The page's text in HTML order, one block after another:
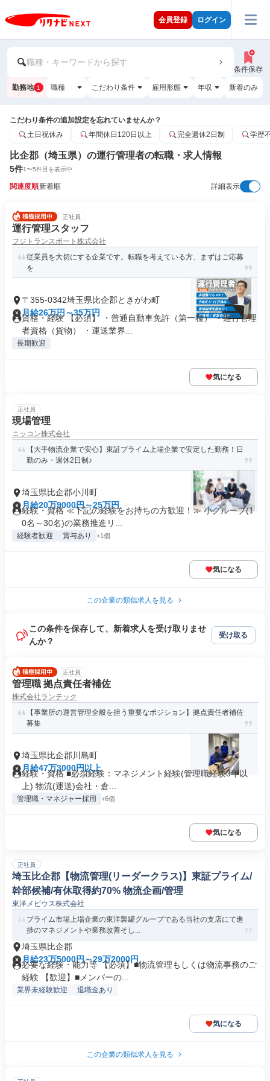
会員登録 ログイン
職種・キーワードから探す
条件保存
勤務地 1 職種 こだわり条件 雇用形態 年収 新着のみ
こだわり条件の追加設定を忘れていませんか？
土日祝休み
年間休日120日以上 完全週休2日制 学歴
比企郡（埼玉県）の運行管理者の転職・求人情報
5件1〜5件目を表示中
関連度順新着順 詳細表示
正社員
運行管理スタッフ
フジトランスポート株式会社
従業員を大切にする企業です。転職を考えている方、まずはご応募
を
〒355-0342埼玉県比企郡ときがわ町
月給26万円～35万円
資格・経験 【必須】 ・普通自動車免許（第一種） ・運行管理
者資格（貨物） ・運送業界...
長期歓迎
気になる
正社員
現場管理
ニッコン株式会社
【大手物流企業で安心】東証プライム上場企業で安定した勤務！日
勤のみ・週休2日制♪
埼玉県比企郡小川町
月給20万9000円～25万円
経験・資格 ≪下記の経験をお持ちの方歓迎！≫ 小グループ(1
0名～30名)の業務推進リ...
経験者歓迎 賞与あり +1個
気になる
この企業の類似求人を見る
この条件を保存して、新着求人を受け取りませ
んか？
受け取る
正社員
管理職 拠点責任者補佐
株式会社ランテック
【事業所の運営管理全般を担う重要なポジション】拠点責任者補佐
募集
埼玉県比企郡川島町
月給47万3000円以上
経験・資格 ■必須経験：マネジメント経験(管理職経験3年以
上) 物流(運送)会社・倉...
管理職・マネジャー採用 +6個
気になる
正社員
埼玉比企郡【物流管理(リーダークラス)】東証プライム/
幹部候補/有休取得約70% 物流企画/管理
東洋メビウス株式会社
プライム市場上場企業の東洋製罐グループである当社の支店にて進
捗のマネジメントや業務改善そし...
埼玉県比企郡
月給23万5000円～29万2000円
必要な経験・能力等 【必須】■物流管理もしくは物流事務のご
経験 【歓迎】■メンバーの...
業界未経験歓迎 退職金あり
気になる
この企業の類似求人を見る